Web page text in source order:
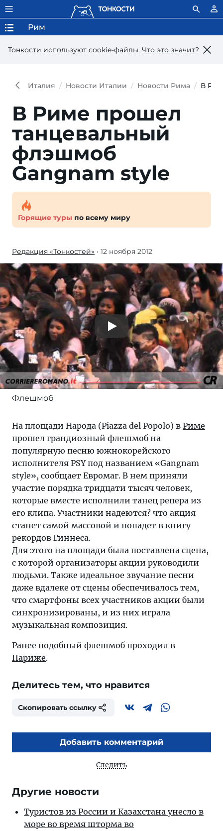
Тонкости используют сookie-файлы. Что это значит?
Рим
Италия Новости Италии Новости Рима В
В Риме прошел
танцевальный
флэшмоб
Gangnam style
Горящие туры по всему миру
Редакция «Тонкостей» • 12 ноября 2012
Флешмоб
На площади Народа (Piazza del Popolo) в Риме
прошел грандиозный флешмоб на
популярную песню южнокорейского
исполнителя PSY под названием «Gangnam
style», сообщает Евромаг. В нем приняли
участие порядка тридцати тысяч человек,
которые вместе исполнили танец репера из
его клипа. Участники надеются? что акция
станет самой массовой и попадет в книгу
рекордов Гиннеса.
Для этого на площади была поставлена сцена,
с которой организаторы акции руководили
людьми. Также идеальное звучание песни
даже вдалеке от сцены обеспечивалось тем,
что смартфоны всех участников акции были
синхронизированы, и из них играла
музыкальная композиция.
Ранее подобный флешмоб проходил в
Париже.
Делитесь тем, что нравится
Скопировать ссылку
Добавить комментарий
Следить
Другие новости
Туристов из России и Казахстана унесло в
море во время шторма во